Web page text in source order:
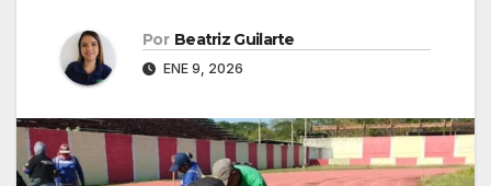
Por Beatriz Guilarte
ENE 9, 2026